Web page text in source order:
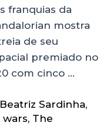
franquias da
mostra
de seu
premiado no
com cinco …
Beatriz Sardinha,
wars, The